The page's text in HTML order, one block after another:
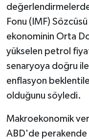
değerlendirmelerde
Fonu (IMF)
ekonominin Orta
yükselen petrol
senaryoya doğru
enflasyon
olduğunu söyledi.
Makroekonomik veri
ABD'de perakende